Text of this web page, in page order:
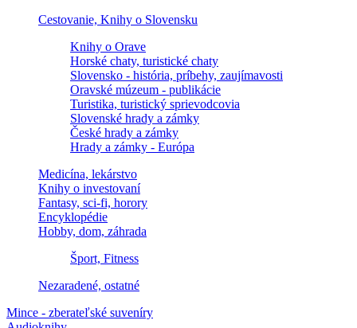
Cestovanie, Knihy o Slovensku
Knihy o Orave
Horské chaty, turistické chaty
Slovensko - história, príbehy, zaujímavosti
Oravské múzeum - publikácie
Turistika, turistický sprievodcovia
Slovenské hrady a zámky
České hrady a zámky
Hrady a zámky - Európa
Medicína, lekárstvo
Knihy o investovaní
Fantasy, sci-fi, horory
Encyklopédie
Hobby, dom, záhrada
Šport, Fitness
Nezaradené, ostatné
Mince - zberateľské suveníry